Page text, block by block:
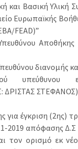
και Βασική Υλική
Ευρωπαϊκής
FEAD)”
διανομής
υπεύθυνου
ΔΡΙΣΤΑΣ ΣΤΕΦΑΝΟΣ)
για έγκριση (2ης)
2019 απόφασης
τον ορισμό εκ